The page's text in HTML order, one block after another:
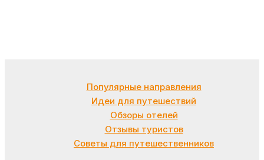
Популярные направления
Идеи для путешествий
Обзоры отелей
Отзывы туристов
Советы для путешественников